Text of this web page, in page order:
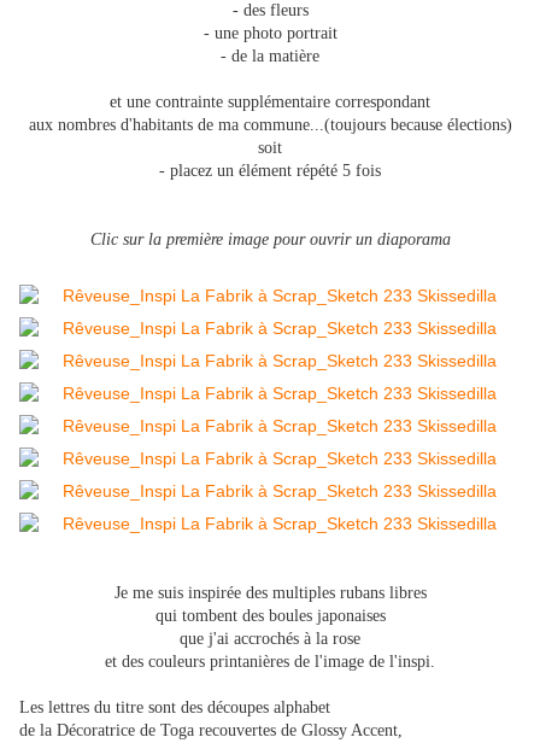
- des fleurs
- une photo portrait
- de la matière
et une contrainte supplémentaire correspondant
aux nombres d'habitants de ma commune...(toujours because élections)
soit
- placez un élément répété 5 fois
Clic sur la première image pour ouvrir un diaporama
Je me suis inspirée des multiples rubans libres
qui tombent des boules japonaises
que j'ai accrochés à la rose
et des couleurs printanières de l'image de l'inspi.
Les lettres du titre sont des découpes alphabet
de la Décoratrice de Toga recouvertes de Glossy Accent,